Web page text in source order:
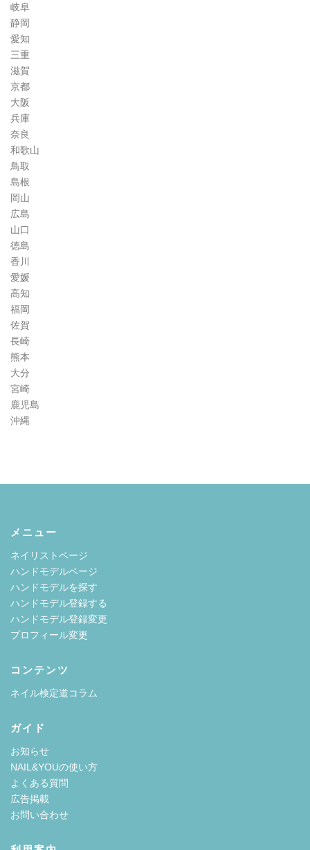
岐阜
静岡
愛知
三重
滋賀
京都
大阪
兵庫
奈良
和歌山
鳥取
島根
岡山
広島
山口
徳島
香川
愛媛
高知
福岡
佐賀
長崎
熊本
大分
宮崎
鹿児島
沖縄
メニュー
ネイリストページ
ハンドモデルページ
ハンドモデルを探す
ハンドモデル登録する
ハンドモデル登録変更
プロフィール変更
コンテンツ
ネイル検定道コラム
ガイド
お知らせ
NAIL&YOUの使い方
よくある質問
広告掲載
お問い合わせ